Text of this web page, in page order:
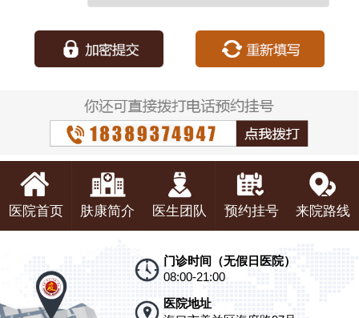
医院首页 肤康简介 医生团队 预约挂号 来院路线
门诊时间（无假日医院）
08:00-21:00
医院地址